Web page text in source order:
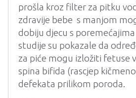
prošla kroz filter za pitku
zdravije bebe s manjom
dobiju djecu s
studije su pokazale da
za piće mogu izložiti fetuse
spina bifida (rascjep
defekata prilikom poroda.